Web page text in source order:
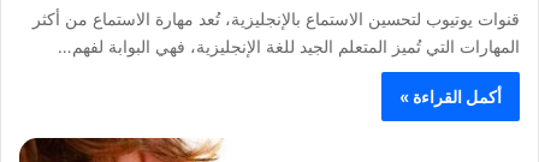
قنوات يوتيوب لتحسين الاستماع بالإنجليزية، تُعد مهارة الاستماع من أكثر
المهارات التي تُميز المتعلم الجيد للغة الإنجليزية، فهي البوابة لفهم…
أكمل القراءة »